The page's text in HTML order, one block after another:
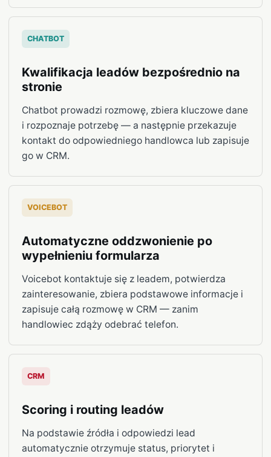
CHATBOT
Kwalifikacja leadów bezpośrednio na
stronie
Chatbot prowadzi rozmowę, zbiera kluczowe dane
i rozpoznaje potrzebę — a następnie przekazuje
kontakt do odpowiedniego handlowca lub zapisuje
go w CRM.
VOICEBOT
Automatyczne oddzwonienie po
wypełnieniu formularza
Voicebot kontaktuje się z leadem, potwierdza
zainteresowanie, zbiera podstawowe informacje i
zapisuje całą rozmowę w CRM — zanim
handlowiec zdąży odebrać telefon.
CRM
Scoring i routing leadów
Na podstawie źródła i odpowiedzi lead
automatycznie otrzymuje status, priorytet i